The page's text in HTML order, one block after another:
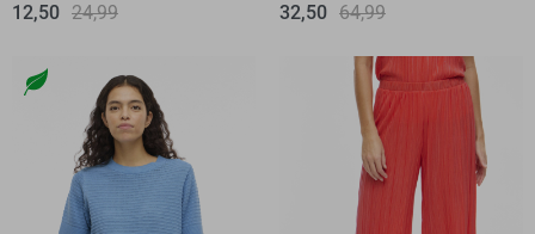
12,50 24,99
32,50 64,99